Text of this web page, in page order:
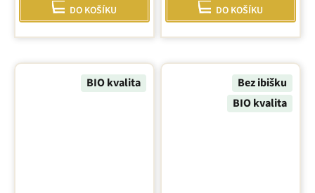
DO KOŠÍKU DO KOŠÍKU
BIO kvalita
Bez ibišku
BIO kvalita